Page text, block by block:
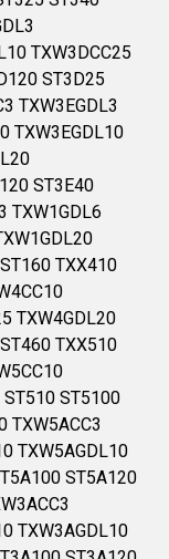
TXW3DCC25
ST3D25
TXW3EGDL3
TXW3EGDL10
ST3E40
TXW1GDL6
TXX410
TXW4GDL20
TXX510
ST510 ST5100
TXW5ACC3
TXW5AGDL10
ST5A120
TXW3AGDL10